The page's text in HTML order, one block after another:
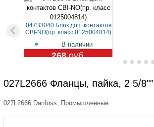
047B3040 Блок доп. контактов
CBI-NO(пр. класс 0125004814)
В наличии
268руб.
027L2666 Фланцы, пайка, 2 5/8""
027L2666 Danfoss, Промышленные